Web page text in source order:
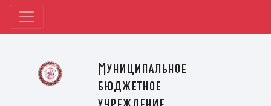
Муниципальное
бюджетное